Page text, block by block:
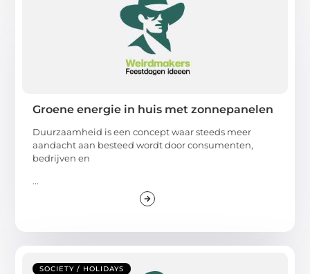
Groene energie in huis met zonnepanelen
Duurzaamheid is een concept waar steeds meer
aandacht aan besteed wordt door consumenten,
bedrijven en
...
SOCIETY / HOLIDAYS